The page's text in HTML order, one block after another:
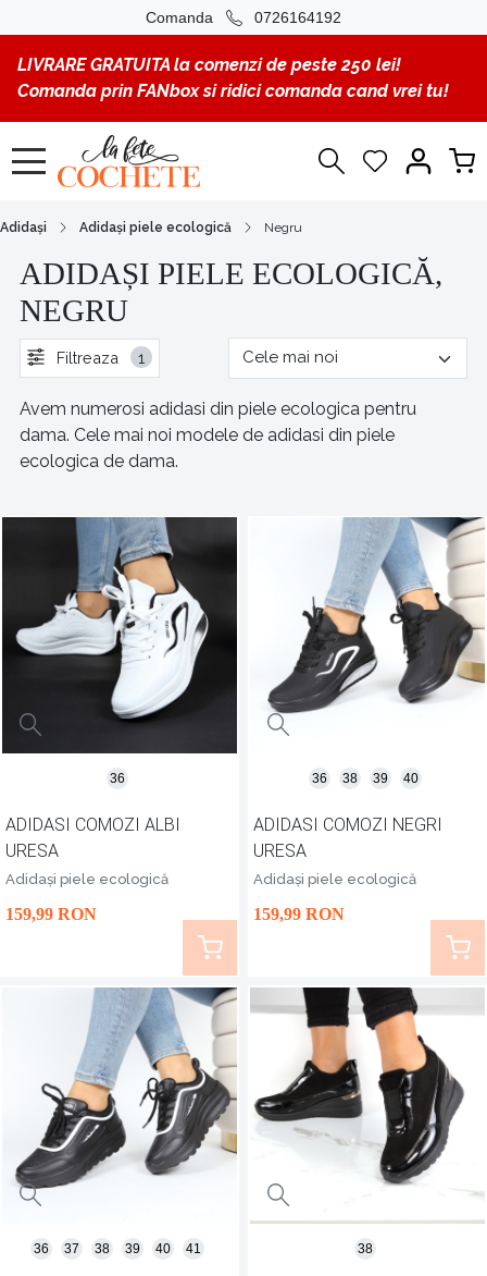
Comanda 0726164192
LIVRARE GRATUITA la comenzi de peste 250 lei!
Comanda prin FANbox si ridici comanda cand vrei tu!
Adidași Adidași piele ecologică Negru
ADIDAȘI PIELE ECOLOGICĂ,
NEGRU
Filtreaza 1
Avem numerosi adidasi din piele ecologica pentru
dama. Cele mai noi modele de adidasi din piele
ecologica de dama.
ADIDASI COMOZI ALBI
URESA
Adidași piele ecologică
159,99 RON
36
ADIDASI COMOZI NEGRI
URESA
Adidași piele ecologică
159,99 RON
36 38 39 40
36 37 38 39 40 41 38